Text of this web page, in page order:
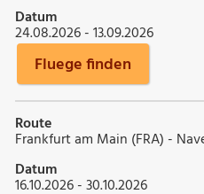
Datum
24.08.2026 - 13.09.2026
Fluege finden
Route
Frankfurt am Main (FRA) -
Datum
16.10.2026 - 30.10.2026